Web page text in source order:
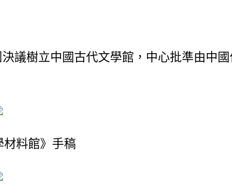
議樹立中國古代文學館，中心批準由中
材料館》手稿